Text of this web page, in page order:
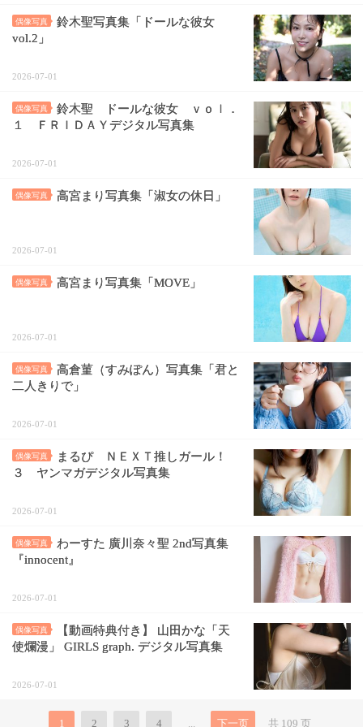
偶像写真
鈴木聖写真集「ドールな彼女
vol.2」
2026-07-01
偶像写真
鈴木聖 ドールな彼女 ｖｏｌ．
１ ＦＲＩＤＡＹデジタル写真集
2026-07-01
偶像写真 高宮まり写真集「淑女の休日」
2026-07-01
偶像写真 高宮まり写真集「MOVE」
2026-07-01
偶像写真
高倉菫（すみぽん）写真集「君と
二人きりで」
2026-07-01
偶像写真
まるぴ ＮＥＸＴ推しガール！
３ ヤンマガデジタル写真集
2026-07-01
偶像写真
わーすた 廣川奈々聖 2nd写真集
『innocent』
2026-07-01
偶像写真
【動画特典付き】 山田かな「天
使爛漫」 GIRLS graph. デジタル写真集
2026-07-01
1 2 3 4 ... 下一页 共 109 页